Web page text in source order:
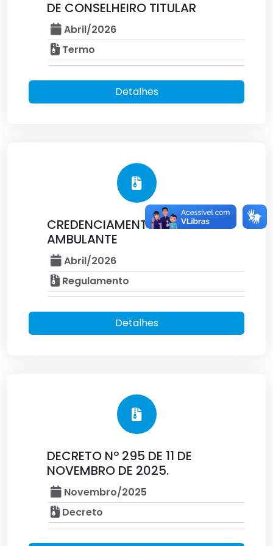
DE CONSELHEIRO TITULAR
Abril/2026
Termo
Detalhes
CREDENCIAMENTO DE
AMBULANTE
Abril/2026
Regulamento
Detalhes
DECRETO Nº 295 DE 11 DE
NOVEMBRO DE 2025.
Novembro/2025
Decreto